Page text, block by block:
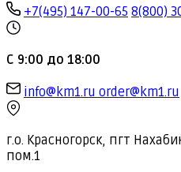
+7(495) 147-00-65 8(800)
С 9:00 до 18:00
info@km1.ru order@km1.ru
г.о. Красногорск, пгт
пом.1